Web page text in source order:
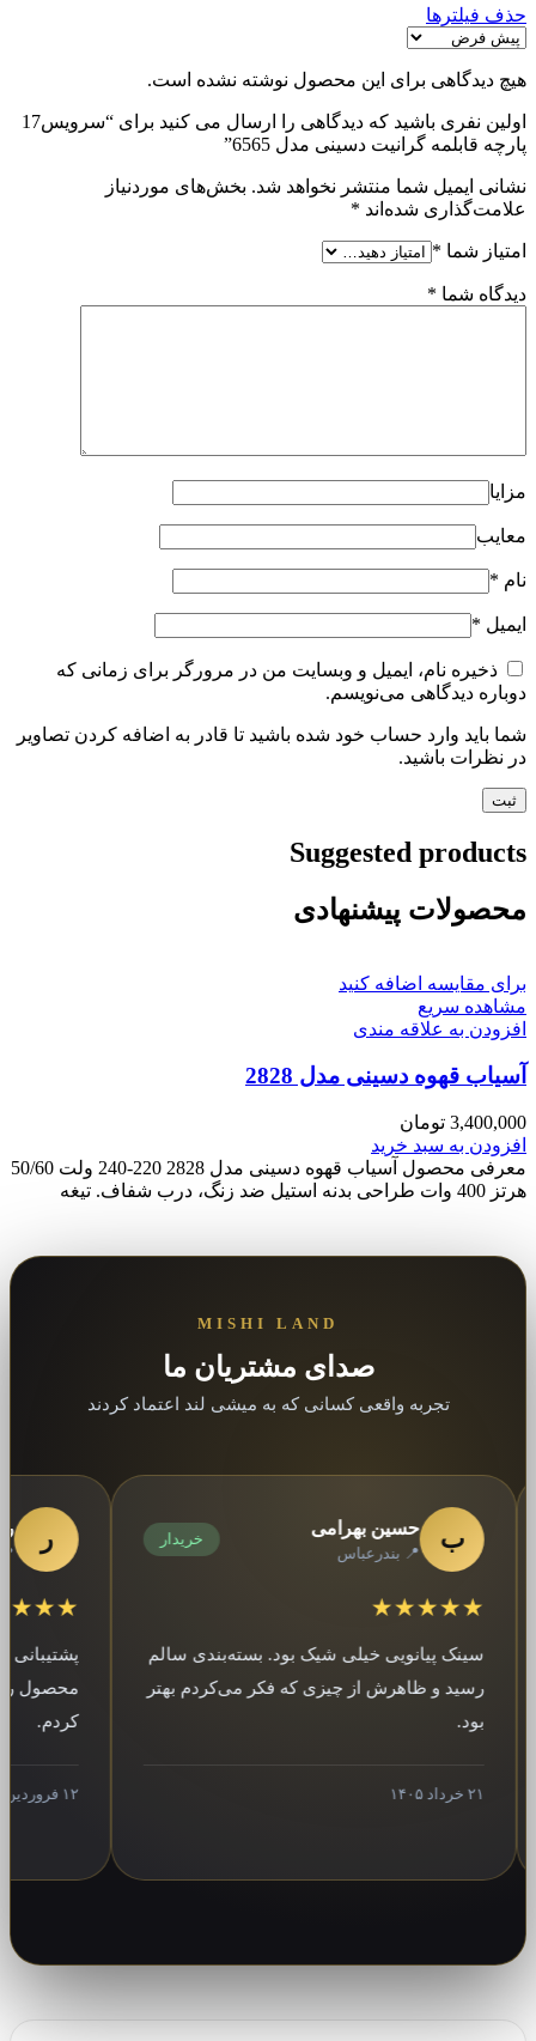
حذف فیلترها
هیچ دیدگاهی برای این محصول نوشته نشده است.
اولین نفری باشید که دیدگاهی را ارسال می کنید برای “سرویس17
پارچه قابلمه گرانيت دسینی مدل 6565”
نشانی ایمیل شما منتشر نخواهد شد. بخش‌های موردنیاز
علامت‌گذاری شده‌اند *
امتیاز شما *
دیدگاه شما *
مزایا
معایب
نام *
ایمیل *
ذخیره نام، ایمیل و وبسایت من در مرورگر برای زمانی که
دوباره دیدگاهی می‌نویسم.
شما باید وارد حساب خود شده باشید تا قادر به اضافه کردن تصاویر
در نظرات باشید.
Suggested products
محصولات پیشنهادی
برای مقایسه اضافه کنید
مشاهده سریع
افزودن به علاقه مندی
آسیاب قهوه دسینی مدل 2828
3,400,000 تومان
افزودن به سبد خرید
معرفی محصول آسیاب قهوه دسینی مدل 2828 220-240 ولت 50/60
هرتز 400 وات طراحی بدنه استیل ضد زنگ، درب شفاف. تیغه
MISHI LAND
صدای مشتریان ما
تجربه واقعی کسانی که به میشی لند اعتماد کردند
ب حسین بهرامی
📍 بندرعباس
خریدار
★★★★★
سینک پیانویی خیلی شیک بود. بسته‌بندی سالم
رسید و ظاهرش از چیزی که فکر می‌کردم بهتر
رضا
📍
★★★★★
پشتیبانی
محصول رو
کردم.